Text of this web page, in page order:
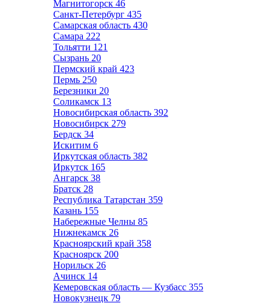
Магнитогорск 46
Санкт-Петербург 435
Самарская область 430
Самара 222
Тольятти 121
Сызрань 20
Пермский край 423
Пермь 250
Березники 20
Соликамск 13
Новосибирская область 392
Новосибирск 279
Бердск 34
Искитим 6
Иркутская область 382
Иркутск 165
Ангарск 38
Братск 28
Республика Татарстан 359
Казань 155
Набережные Челны 85
Нижнекамск 26
Красноярский край 358
Красноярск 200
Норильск 26
Ачинск 14
Кемеровская область — Кузбасс 355
Новокузнецк 79